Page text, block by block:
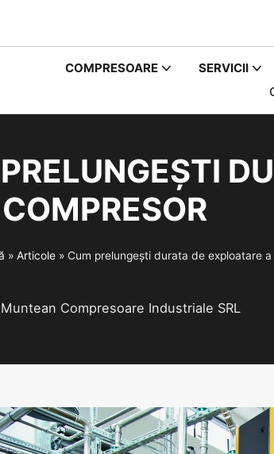
COMPRESOARE SERVICII
» Articole » Cum prelungești durata de exploatare
Muntean Compresoare Industriale SRL